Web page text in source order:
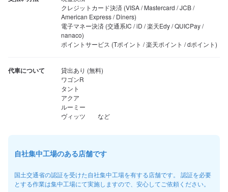
クレジットカード決済 (VISA / Mastercard / JCB /
American Express / Diners)
電子マネー決済 (交通系IC / iD / 楽天Edy / QUICPay /
nanaco)
ポイントサービス (Tポイント / 楽天ポイント / dポイント)
代車について
貸出あり (無料)
ワゴンR
タント
アクア
ルーミー
ヴィッツ　　など
自社集中工場のある店舗です
国土交通省の認証を受けた自社集中工場を有する店舗です。 認証を必要
とする作業は集中工場にて実施しますので、安心してご依頼ください。